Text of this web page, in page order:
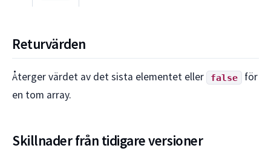
Returvärden
Återger värdet av det sista elementet eller false
för
en tom array.
Skillnader från tidigare versioner